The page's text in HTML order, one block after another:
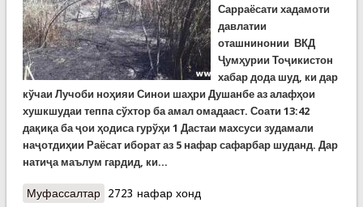
Сарраёсати хадамоти
давлатии
оташнинонии ВКД
Ҷумҳурии Тоҷикистон
хабар дода шуд, ки дар
кўчаи Лучоби ноҳияи Синои шаҳри Душанбе аз алафҳои
хушкшудаи теппа сўхтор ба амал омадааст. Соати 13:42
дақиқа ба ҷои ҳодиса гурўҳи 1 Дастаи махсуси зудамали
наҷотдиҳии Раёсат иборат аз 5 нафар сафарбар шуданд. Дар
натиҷа маълум гардид, ки...
Муфассалтаро Сӯхтор дар Лучоб. Талафоти ҷонӣ нест.
2723 нафар хонд